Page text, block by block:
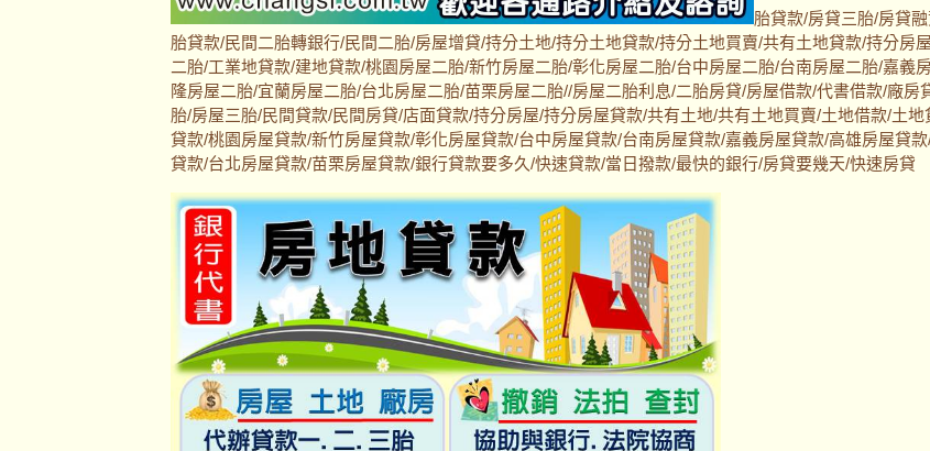
胎貸款/房貸三胎/房貸
胎貸款/民間二胎轉銀行/民間二胎/房屋增貸/持分土地/持分土地貸款/持分土地買賣/共有土地貸款/持分房
二胎/工業地貸款/建地貸款/桃園房屋二胎/新竹房屋二胎/彰化房屋二胎/台中房屋二胎/台南房屋二胎/嘉義
隆房屋二胎/宜蘭房屋二胎/台北房屋二胎/苗栗房屋二胎//房屋二胎利息/二胎房貸/房屋借款/代書借款/廠房
胎/房屋三胎/民間貸款/民間房貸/店面貸款/持分房屋/持分房屋貸款/共有土地/共有土地買賣/土地借款/土
貸款/桃園房屋貸款/新竹房屋貸款/彰化房屋貸款/台中房屋貸款/台南房屋貸款/嘉義房屋貸款/高雄房屋貸
貸款/台北房屋貸款/苗栗房屋貸款/銀行貸款要多久/快速貸款/當日撥款/最快的銀行/房貸要幾天/快速房貸